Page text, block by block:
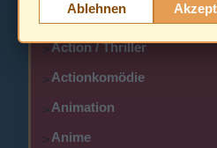
> Action
>Action / Thriller
>Actionkomödie
>Animation
>Anime
Ablehnen